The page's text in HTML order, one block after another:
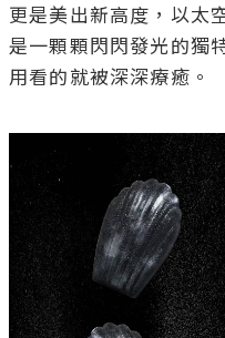
更是美出新高度，以太
是一顆顆閃閃發光的獨
用看的就被深深療癒。